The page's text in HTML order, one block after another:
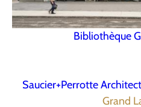
Bibliothèque
Saucier+Perrotte
Grand